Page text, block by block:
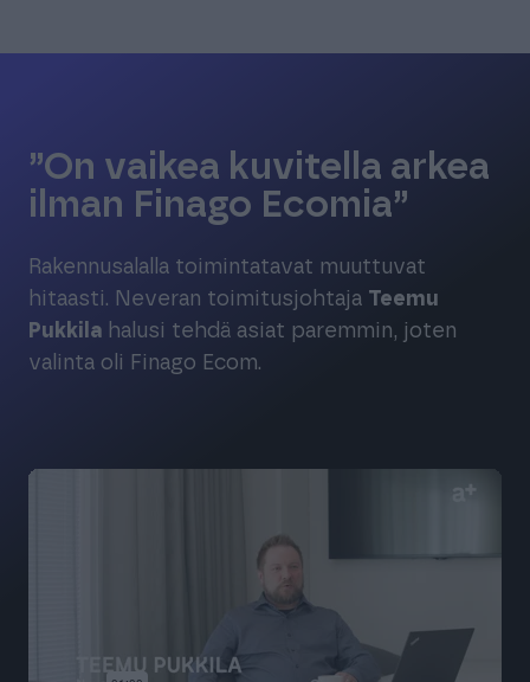
”On vaikea kuvitella arkea
ilman Finago Ecomia”
Rakennusalalla toimintatavat muuttuvat
hitaasti. Neveran toimitusjohtaja Teemu
Pukkila halusi tehdä asiat paremmin, joten
valinta oli Finago Ecom.